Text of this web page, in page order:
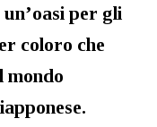
un’oasi per gli
coloro che
mondo